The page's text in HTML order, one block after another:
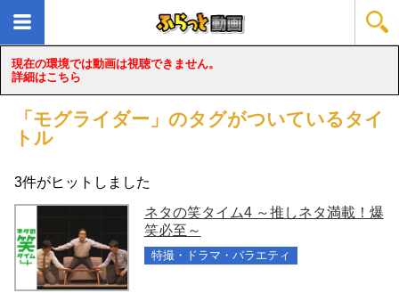
現在の環境では動画は視聴できません。
詳細はこちら
「 モグライダー 」のタグがついているタイ
トル
3件がヒットしました
ネタの笑タイム4 ～推しネタ満載！爆
笑必至～
特撮・ドラマ・バラエティ